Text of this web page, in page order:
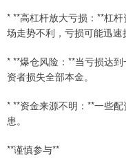
* **高杠杆放大亏损：**杠
场走势不利，亏损可能迅速
* **爆仓风险：**当亏损达
资者损失全部本金。
* **资金来源不明：**一些
患。
**谨慎参与**